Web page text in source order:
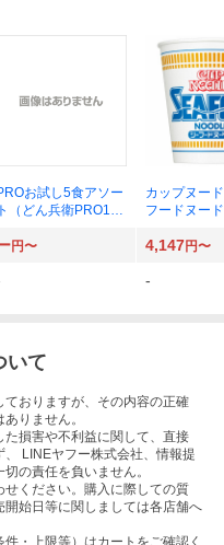
お試し5食アソー
ト（どん兵衛PRO1食
種各1食）
カップヌー
フードヌー
円〜 4,147円〜
-
いて
おりますが、その内容の正確
りません。
損害や不利益に関して、直接
LINEヤフー株式会社、情報提
の責任を負いません。
ください。購入に際しての質
始日等に関しましては各店舗へ
・上限等）はカートをご確認く